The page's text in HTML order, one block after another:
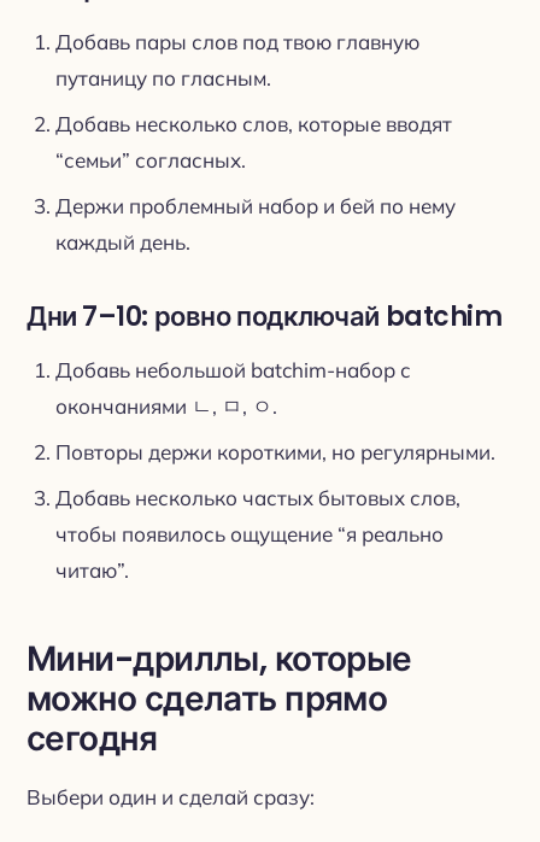
Добавь пары слов под твою главную
путаницу по гласным.
Добавь несколько слов, которые вводят
“семьи” согласных.
Держи проблемный набор и бей по нему
каждый день.
Дни 7–10: ровно подключай batchim
Добавь небольшой batchim-набор с
окончаниями ㄴ, ㅁ, ㅇ.
Повторы держи короткими, но регулярными.
Добавь несколько частых бытовых слов,
чтобы появилось ощущение “я реально
читаю”.
Мини-дриллы, которые
можно сделать прямо
сегодня
Выбери один и сделай сразу: